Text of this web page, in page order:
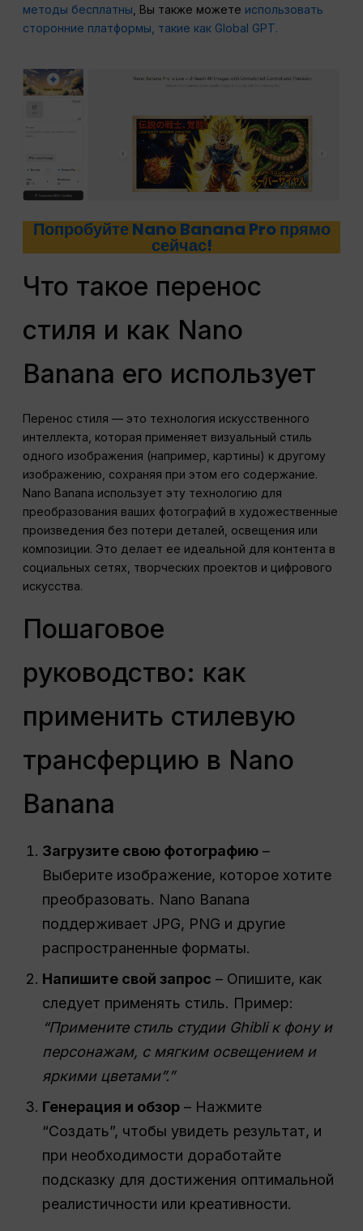
методы бесплатны , Вы также можете использовать
сторонние платформы, такие как Global GPT.
Попробуйте Nano Banana Pro прямо
сейчас!
Что такое перенос
стиля и как Nano
Banana его использует
Перенос стиля — это технология искусственного
интеллекта, которая применяет визуальный стиль
одного изображения (например, картины) к другому
изображению, сохраняя при этом его содержание.
Nano Banana использует эту технологию для
преобразования ваших фотографий в художественные
произведения без потери деталей, освещения или
композиции. Это делает ее идеальной для контента в
социальных сетях, творческих проектов и цифрового
искусства.
Пошаговое
руководство: как
применить стилевую
трансферцию в Nano
Banana
Загрузите свою фотографию –
Выберите изображение, которое хотите
преобразовать. Nano Banana
поддерживает JPG, PNG и другие
распространенные форматы.
Напишите свой запрос – Опишите, как
следует применять стиль. Пример:
“Примените стиль студии Ghibli к фону и
персонажам, с мягким освещением и
яркими цветами”.”
Генерация и обзор – Нажмите
“Создать”, чтобы увидеть результат, и
при необходимости доработайте
подсказку для достижения оптимальной
реалистичности или креативности.